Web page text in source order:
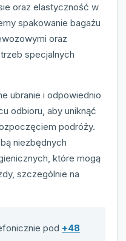
oraz elastyczność w
spakowanie bagażu
oraz
specjalnych
ubranie i odpowiednio
odbioru, aby uniknąć
podróży.
niezbędnych
które mogą
szczególnie na
pod +48